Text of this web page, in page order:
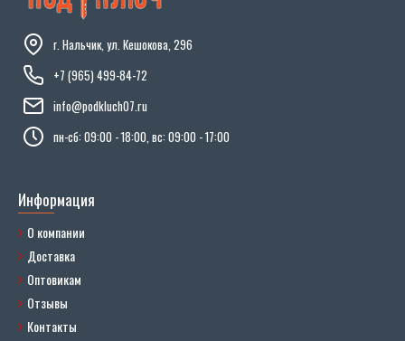
г. Нальчик, ул. Кешокова, 296
+7 (965) 499-84-72
info@podkluch07.ru
пн-сб: 09:00 - 18:00, вс: 09:00 - 17:00
Информация
О компании
Доставка
Оптовикам
Отзывы
Контакты